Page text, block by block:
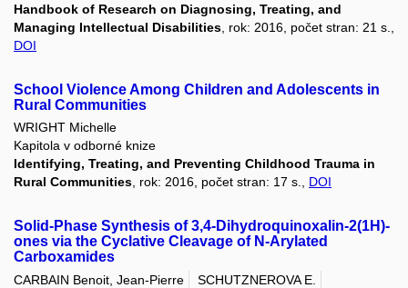
Handbook of Research on Diagnosing, Treating, and
Managing Intellectual Disabilities , rok: 2016, počet stran: 21 s.,
DOI
School Violence Among Children and Adolescents in
Rural Communities
WRIGHT Michelle
Kapitola v odborné knize
Identifying, Treating, and Preventing Childhood Trauma in
Rural Communities, rok: 2016, počet stran: 17 s., DOI
Solid-Phase Synthesis of 3,4-Dihydroquinoxalin-2(1H)-
ones via the Cyclative Cleavage of N-Arylated
Carboxamides
CARBAIN Benoit, Jean-Pierre
SCHUTZNEROVA E.